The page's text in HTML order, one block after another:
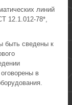
линий
12.1.012-78*,
быть сведены к
в